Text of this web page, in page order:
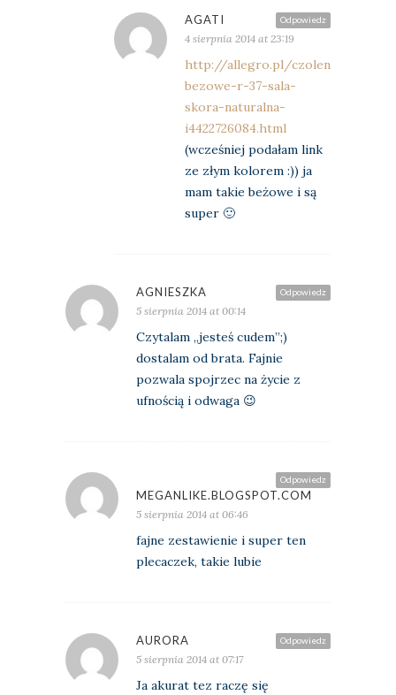
Odpowiedz
AGATI
4 sierpnia 2014 at 23:19
http://allegro.pl/czolenka-
bezowe-r-37-sala-
skora-naturalna-
i4422726084.html
(wcześniej podałam link
ze złym kolorem :)) ja
mam takie beżowe i są
super 🙂
Odpowiedz
AGNIESZKA
5 sierpnia 2014 at 00:14
Czytalam „jesteś cudem”;)
dostalam od brata. Fajnie
pozwala spojrzec na życie z
ufnością i odwaga 😉
Odpowiedz
MEGANLIKE.BLOGSPOT.COM
5 sierpnia 2014 at 06:46
fajne zestawienie i super ten
plecaczek, takie lubie
Odpowiedz
AURORA
5 sierpnia 2014 at 07:17
Ja akurat tez raczę się